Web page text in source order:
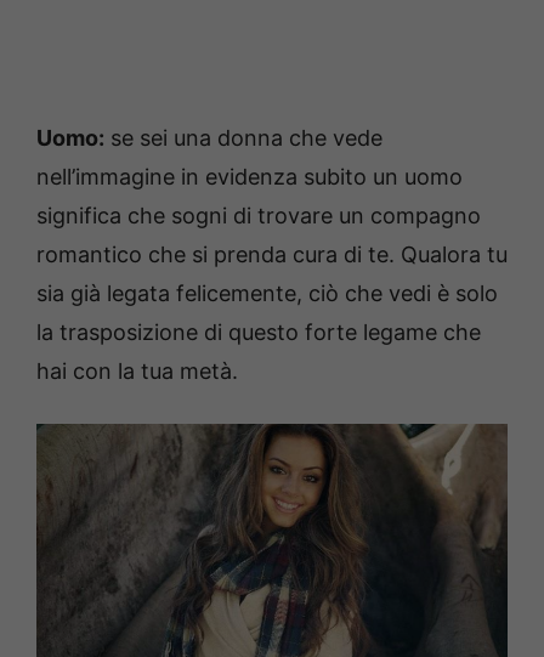
Uomo: se sei una donna che vede
nell’immagine in evidenza subito un uomo
significa che sogni di trovare un compagno
romantico che si prenda cura di te. Qualora tu
sia già legata felicemente, ciò che vedi è solo
la trasposizione di questo forte legame che
hai con la tua metà.